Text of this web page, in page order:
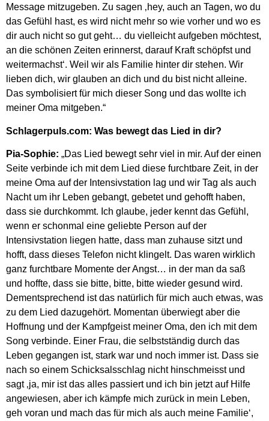
Message mitzugeben. Zu sagen ‚hey, auch an Tagen, wo du
das Gefühl hast, es wird nicht mehr so wie vorher und wo es
dir auch nicht so gut geht… du vielleicht aufgeben möchtest,
an die schönen Zeiten erinnerst, darauf Kraft schöpfst und
weitermachst‘. Weil wir als Familie hinter dir stehen. Wir
lieben dich, wir glauben an dich und du bist nicht alleine.
Das symbolisiert für mich dieser Song und das wollte ich
meiner Oma mitgeben.“
Schlagerpuls.com: Was bewegt das Lied in dir?
Pia-Sophie: „Das Lied bewegt sehr viel in mir. Auf der einen
Seite verbinde ich mit dem Lied diese furchtbare Zeit, in der
meine Oma auf der Intensivstation lag und wir Tag als auch
Nacht um ihr Leben gebangt, gebetet und gehofft haben,
dass sie durchkommt. Ich glaube, jeder kennt das Gefühl,
wenn er schonmal eine geliebte Person auf der
Intensivstation liegen hatte, dass man zuhause sitzt und
hofft, dass dieses Telefon nicht klingelt. Das waren wirklich
ganz furchtbare Momente der Angst… in der man da saß
und hoffte, dass sie bitte, bitte, bitte wieder gesund wird.
Dementsprechend ist das natürlich für mich auch etwas, was
zu dem Lied dazugehört. Momentan überwiegt aber die
Hoffnung und der Kampfgeist meiner Oma, den ich mit dem
Song verbinde. Einer Frau, die selbstständig durch das
Leben gegangen ist, stark war und noch immer ist. Dass sie
nach so einem Schicksalsschlag nicht hinschmeisst und
sagt ‚ja, mir ist das alles passiert und ich bin jetzt auf Hilfe
angewiesen, aber ich kämpfe mich zurück in mein Leben,
geh voran und mach das für mich als auch meine Familie‘,